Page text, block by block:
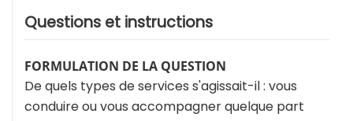
Questions et instructions
FORMULATION DE LA QUESTION
De quels types de services s'agissait-il : vous
conduire ou vous accompagner quelque part